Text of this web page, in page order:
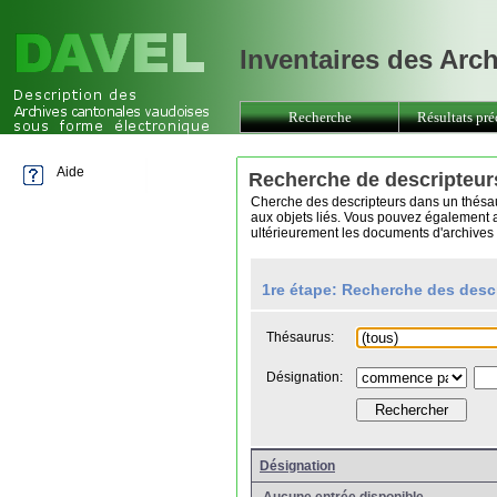
Recherche de
Cherche des descripteurs dans un
aux objets liés. Vous pouvez
ultérieurement les documents
1re étape: Recherche des
Thésaurus:
Désignation:
Désignation
Inventaires des
Recherche Résultats
Aide